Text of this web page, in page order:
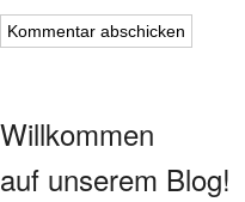
Willkommen
auf unserem Blog!